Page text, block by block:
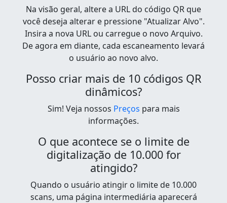
Na visão geral, altere a URL do código QR que
você deseja alterar e pressione "Atualizar Alvo".
Insira a nova URL ou carregue o novo Arquivo.
De agora em diante, cada escaneamento levará
o usuário ao novo alvo.
Posso criar mais de 10 códigos QR
dinâmicos?
Sim! Veja nossos Preços para mais
informações.
O que acontece se o limite de
digitalização de 10.000 for
atingido?
Quando o usuário atingir o limite de 10.000
scans, uma página intermediária aparecerá